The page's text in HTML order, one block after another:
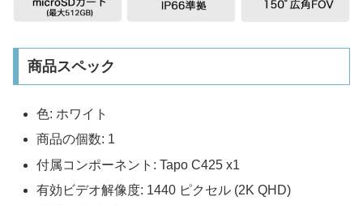
商品スペック
色: ホワイト
商品の個数: 1
付属コンポーネント: Tapo C425 x1
有効ビデオ解像度: 1440 ピクセル (2K QHD)